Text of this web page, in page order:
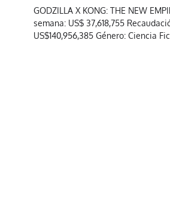
GODZILLA X KONG: THE NEW
semana: US$ 37,618,755
US$140,956,385 Género: Ciencia